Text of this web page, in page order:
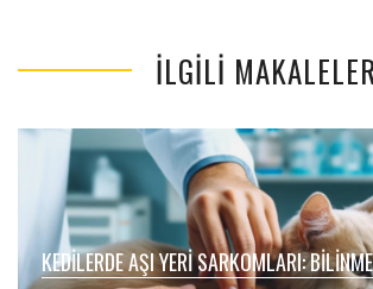
İLGILI MAKALELER
KEDILERDE AŞI YERI SARKOMLARI: